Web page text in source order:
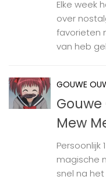
Elke week
over
favorieten
van heb
GOUWE
Mew
Persoonlijk
magische
snel na